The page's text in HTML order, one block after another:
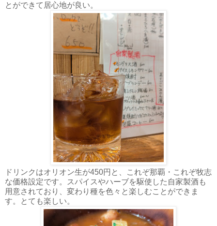
とができて居心地が良い。
ドリンクはオリオン生が450円と、これぞ那覇・これぞ牧志
な価格設定です。スパイスやハーブを駆使した自家製酒も
用意されており、変わり種を色々と楽しむことができま
す。とても楽しい。